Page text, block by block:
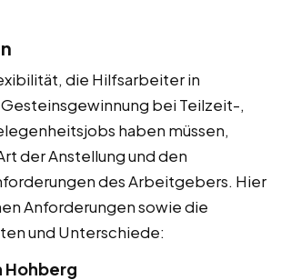
die Hilfsarbeiter in
bei Teilzeit-,
haben müssen,
der Anstellung und den
des Arbeitgebers. Hier
Anforderungen sowie die
und Unterschiede:
Hohberg